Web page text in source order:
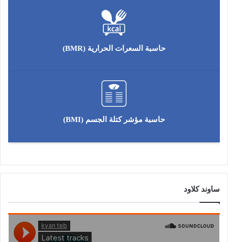
حاسبة السعرات الحرارية (BMR)
حاسبة مؤشر كتلة الجسم (BMI)
ساوند كلاود